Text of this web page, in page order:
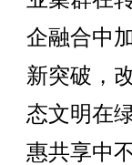
企融合中
新突破，
态文明在
惠共享中